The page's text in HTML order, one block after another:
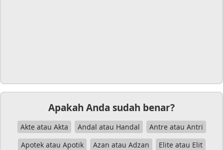
Apakah Anda sudah benar?
Akte atau Akta Andal atau Handal
Antre atau Antri
Apotek atau Apotik
Azan atau Adzan
Elite atau Elit